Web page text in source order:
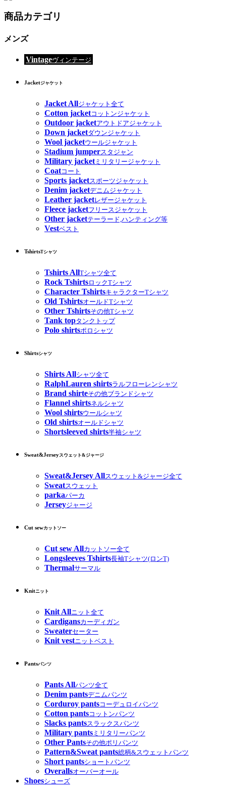
商品カテゴリ
メンズ
Vintageヴィンテージ
Jacketジャケット
Jacket Allジャケット全て
Cotton jacketコットンジャケット
Outdoor jacketアウトドアジャケット
Down jacketダウンジャケット
Wool jacketウールジャケット
Stadium jumperスタジャン
Military jacketミリタリージャケット
Coatコート
Sports jacketスポーツジャケット
Denim jacketデニムジャケット
Leather jacketレザージャケット
Fleece jacketフリースジャケット
Other jacketテーラード,ハンティング等
Vestベスト
TshirtsTシャツ
Tshirts AllTシャツ全て
Rock TshirtsロックTシャツ
Character TshirtsキャラクターTシャツ
Old TshirtsオールドTシャツ
Other Tshirtsその他Tシャツ
Tank topタンクトップ
Polo shirtsポロシャツ
Shirtsシャツ
Shirts Allシャツ全て
RalphLauren shirtsラルフローレンシャツ
Brand shirteその他ブランドシャツ
Flannel shirtsネルシャツ
Wool shirtsウールシャツ
Old shirtsオールドシャツ
Shortsleeved shirts半袖シャツ
Sweat&Jerseyスウェット&ジャージ
Sweat&Jersey Allスウェット&ジャージ全て
Sweatスウェット
parkaパーカ
Jerseyジャージ
Cut sewカットソー
Cut sew Allカットソー全て
Longsleeves Tshirts長袖Tシャツ(ロンT)
Thermalサーマル
Knitニット
Knit Allニット全て
Cardigansカーディガン
Sweaterセーター
Knit vestニットベスト
Pantsパンツ
Pants Allパンツ全て
Denim pantsデニムパンツ
Corduroy pantsコーデュロイパンツ
Cotton pantsコットンパンツ
Slacks pantsスラックスパンツ
Military pants ミリタリーパンツ
Other Pantsその他ポリパンツ
Pattern&Sweat pants総柄&スウェットパンツ
Short pantsショートパンツ
Overallsオーバーオール
Shoesシューズ